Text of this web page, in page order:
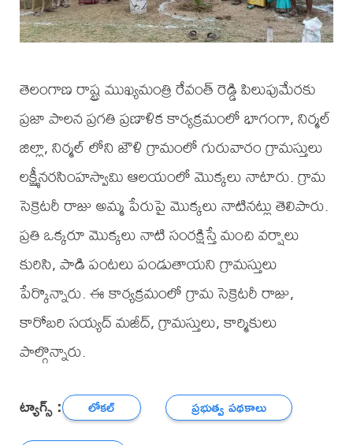
తెలంగాణ రాష్ట్ర ముఖ్యమంత్రి రేవంత్ రెడ్డి పిలుపుమేరకు
ప్రజా పాలన ప్రగతి ప్రణాళిక కార్యక్రమంలో భాగంగా, నిర్మల్
జిల్లా, నిర్మల్ లోని జౌళి గ్రామంలో గురువారం గ్రామస్తులు
లక్ష్మీనరసింహస్వామి ఆలయంలో మొక్కలు నాటారు. గ్రామ
సెక్రెటరీ రాజు అమ్మ పేరుపై మొక్కలు నాటినట్లు తెలిపారు.
ప్రతి ఒక్కరూ మొక్కలు నాటి సంరక్షిస్తే మంచి వర్షాలు
కురిసి, పాడి పంటలు పండుతాయని గ్రామస్తులు
పేర్కొన్నారు. ఈ కార్యక్రమంలో గ్రామ సెక్రెటరీ రాజు,
కారోబరి సయ్యద్ మజీద్, గ్రామస్తులు, కార్మికులు
పాల్గొన్నారు.
ట్యాగ్స్ : లోకల్
ప్రభుత్వ పథకాలు